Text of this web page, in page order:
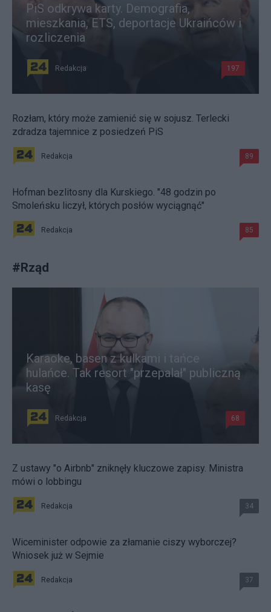
PiS odkrywa karty. Demografia,
mieszkania, ETS, deportacje Ukraińców i
rozliczenia
Redakcja 197
Rozłam, który może zamienić się w sojusz. Terlecki
zdradza tajemnice z posiedzeń PiS
Redakcja 89
Hofman bezlitosny dla Kurskiego. "48 godzin po
Smoleńsku liczył, których posłów wyciągnąć"
Redakcja 85
#Rząd
Karaoke, basen z kulkami i tańce
hulańce. Tak resort "przepalał" publiczną
kasę
Redakcja 68
Z ustawy "o Airbnb" zniknęły kluczowe zapisy. Ministra
mówi o lobbingu
Redakcja 34
Wiceminister odpowie za złamanie ciszy wyborczej?
Wniosek już w Sejmie
Redakcja 37